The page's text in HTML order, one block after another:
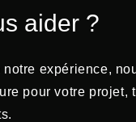
aider ?
notre expérience,
pour votre